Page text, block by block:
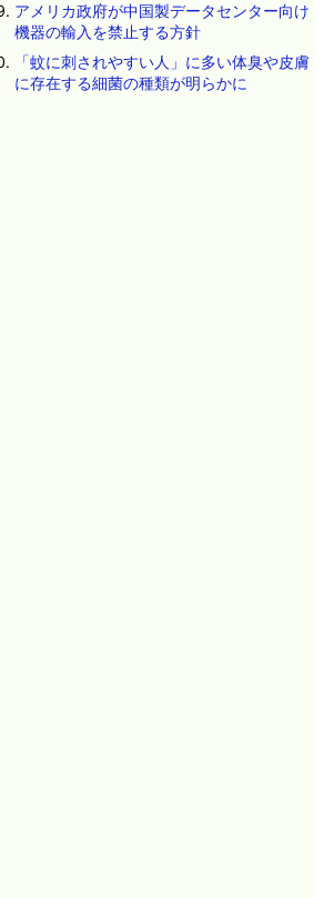
アメリカ政府が中国製データセンター向け
機器の輸入を禁止する方針
「蚊に刺されやすい人」に多い体臭や皮膚
に存在する細菌の種類が明らかに